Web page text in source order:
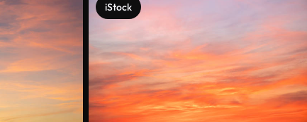
iStock